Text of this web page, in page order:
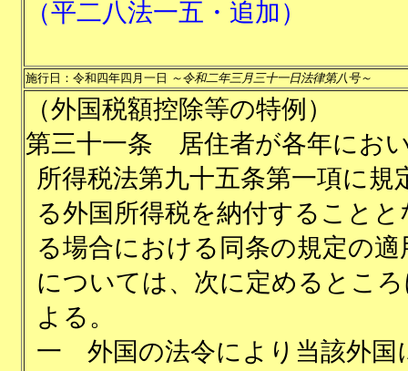
（平二八法一五・追加）
施行日：令和四年四月一日 ～令和二年三月三十一日法律第八号～
（外国税額控除等の特例）
第三十一条
居住者が各年にお
所得税法第九十五条第一項に規
る外国所得税を納付することと
る場合における同条の規定の適
については、次に定めるとこ
よる。
一
外国の法令により当該外国